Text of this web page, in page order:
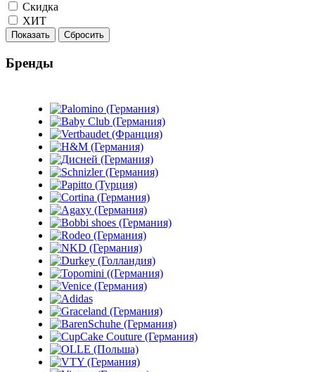
Скидка
ХИТ
Показать Сбросить
Бренды